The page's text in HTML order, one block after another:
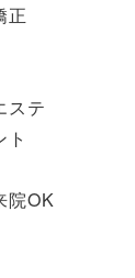
正
ステ
院OK